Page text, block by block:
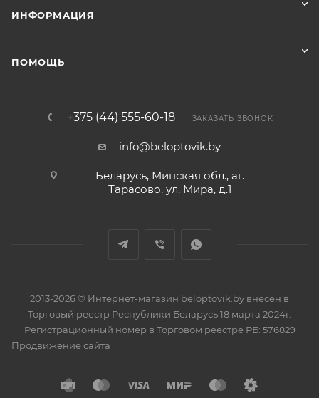
ИНФОРМАЦИЯ
ПОМОЩЬ
+375 (44) 555-60-18 ЗАКАЗАТЬ ЗВОНОК
info@beloptovik.by
Беларусь, Минская обл., аг.
Тарасово, ул. Мира, д.1
2013-2026 © Интернет-магазин beloptovik.by внесен в
Торговый реестр Республики Беларусь 18 марта 2024г.
Регистрационный номер в Торговом реестре РБ: 576829
Продвижение сайта